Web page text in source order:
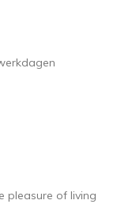
pleasure of living